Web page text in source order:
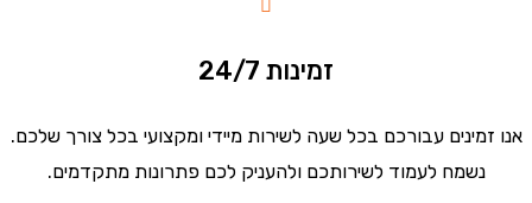
זמינות 24/7
עבורכם בכל שעה לשירות מיידי ומקצועי בכל צורך שלכם.
נשמח לעמוד לשירותכם ולהעניק לכם פתרונות מתקדמים.